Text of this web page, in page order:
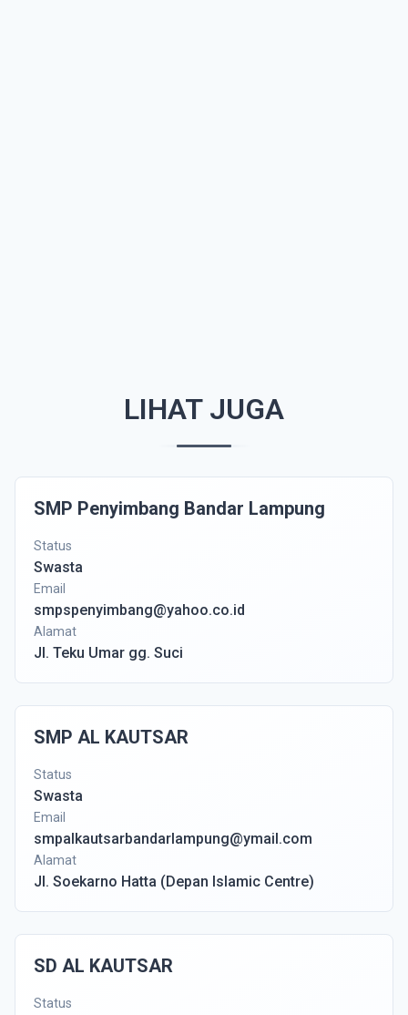
LIHAT JUGA
SMP Penyimbang Bandar Lampung
Status
Swasta
Email
smpspenyimbang@yahoo.co.id
Alamat
Jl. Teku Umar gg. Suci
SMP AL KAUTSAR
Status
Swasta
Email
smpalkautsarbandarlampung@ymail.com
Alamat
Jl. Soekarno Hatta (Depan Islamic Centre)
SD AL KAUTSAR
Status